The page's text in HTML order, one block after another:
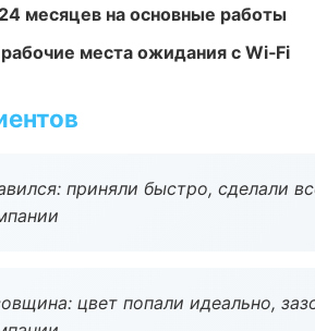
месяцев на основные работы
места ожидания с Wi‑Fi
приняли быстро, сделали
цвет попали идеально,